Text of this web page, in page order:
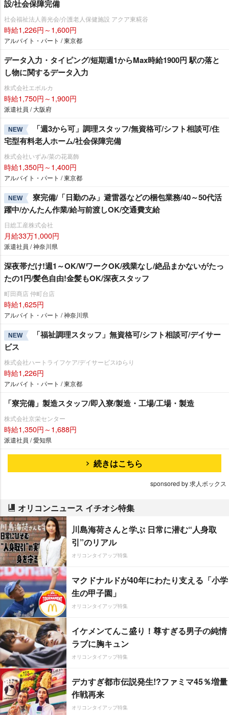
設/社会保障完備
社会福祉法人善光会/介護老人保健施設 アクア東糀谷
時給1,226円～1,600円
アルバイト・パート / 東京都
データ入力・タイピング/短期週1からMax時給1900円 駅の落と
し物に関するデータ入力
株式会社エボルカ
時給1,750円～1,900円
派遣社員 / 大阪府
NEW
「週3から可」調理スタッフ/無資格可/シフト相談可/住
宅型有料老人ホーム/社会保障完備
株式会社いずみ/菜の花葛飾
時給1,350円～1,400円
アルバイト・パート / 東京都
NEW
寮完備/「日勤のみ」避雷器などの梱包業務/40～50代活
躍中/かんたん作業/給与前渡しOK/交通費支給
日総工産株式会社
月給33万1,000円
派遣社員 / 神奈川県
深夜帯だけ!週1～OK/WワークOK/残業なし/絶品まかないがたっ
たの1円/髪色自由!金髪もOK/深夜スタッフ
町田商店 仲町台店
時給1,625円
アルバイト・パート / 神奈川県
NEW
「福祉調理スタッフ」無資格可/シフト相談可/デイサー
ビス
株式会社ハートライフケア/デイサービスゆらり
時給1,226円
アルバイト・パート / 東京都
「寮完備」製造スタッフ/即入寮/製造・工場/工場・製造
株式会社京栄センター
時給1,350円～1,688円
派遣社員 / 愛知県
続きはこちら
sponsored by 求人ボックス
オリコンニュース イチオシ特集
川島海荷さんと学ぶ 日常に潜む“人身取
引”のリアル
オリコンタイアップ特集
マクドナルドが40年にわたり支える「小学
生の甲子園」
オリコンタイアップ特集
イケメンてんこ盛り！尊すぎる男子の純情
ラブに胸キュン
オリコンタイアップ特集
デカすぎ都市伝説発生!?ファミマ45％増量
作戦再来
オリコンタイアップ特集